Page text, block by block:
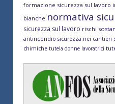
formazione sicurezza sul lavoro
bianche normativa
sicurezza sul lavoro rischi
antincendio sicurezza nei cantieri
chimiche tutela donne lavoratrici